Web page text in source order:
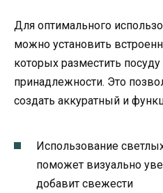
Для оптимального
можно установить
которых разместить
принадлежности. Это
создать аккуратный и
Использование
поможет визуально
добавит свежести